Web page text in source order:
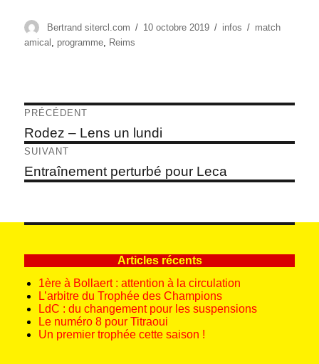
Auteur
Bertrand sitercl.com
Publié
10 octobre 2019 Catégories
infos Étiquettes
match
amical , programme, Reims
Navigation
de
l’article
PRÉCÉDENT
Article
précédent :
Rodez – Lens un lundi
SUIVANT
Article
suivant :
Entraînement perturbé pour Leca
Articles récents
1ère à Bollaert : attention à la circulation
L’arbitre du Trophée des Champions
LdC : du changement pour les suspensions
Le numéro 8 pour Titraoui
Un premier trophée cette saison !